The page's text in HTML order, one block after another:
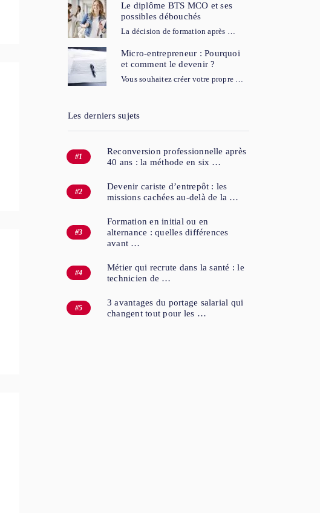
Le diplôme BTS MCO et ses
possibles débouchés
La décision de formation après …
Micro-entrepreneur : Pourquoi
et comment le devenir ?
Vous souhaitez créer votre propre …
Les derniers sujets
Reconversion professionnelle après
40 ans : la méthode en six …
Devenir cariste d’entrepôt : les
missions cachées au-delà de la …
Formation en initial ou en
alternance : quelles différences
avant …
Métier qui recrute dans la santé : le
technicien de …
3 avantages du portage salarial qui
changent tout pour les …